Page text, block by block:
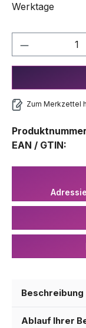
Werktage
Produkt
Zum Merkzettel
EAN / GTIN:
Beschreibung
Ablauf Ihrer